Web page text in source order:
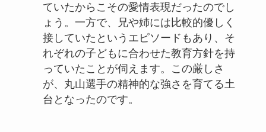
ていたからこその愛情表現だったのでし
ょう。一方で、兄や姉には比較的優しく
接していたというエピソードもあり、そ
れぞれの子どもに合わせた教育方針を持
っていたことが伺えます。この厳しさ
が、丸山選手の精神的な強さを育てる土
台となったのです。